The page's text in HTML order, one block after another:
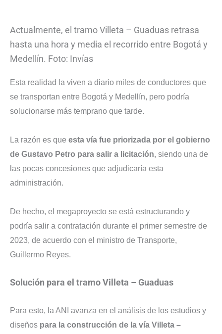
Actualmente, el tramo Villeta – Guaduas retrasa
hasta una hora y media el recorrido entre Bogotá y
Medellín. Foto: Invías
Esta realidad la viven a diario miles de conductores que
se transportan entre Bogotá y Medellín, pero podría
solucionarse más temprano que tarde.
La razón es que esta vía fue priorizada por el gobierno
de Gustavo Petro para salir a licitación, siendo una de
las pocas concesiones que adjudicaría esta
administración.
De hecho, el megaproyecto se está estructurando y
podría salir a contratación durante el primer semestre de
2023, de acuerdo con el ministro de Transporte,
Guillermo Reyes.
Solución para el tramo Villeta – Guaduas
Para esto, la ANI avanza en el análisis de los estudios y
diseños para la construcción de la vía Villeta –